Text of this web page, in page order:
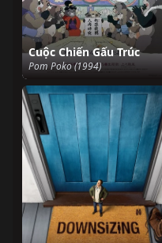
Cuộc Chiến Gấu Trúc
Pom Poko (1994)